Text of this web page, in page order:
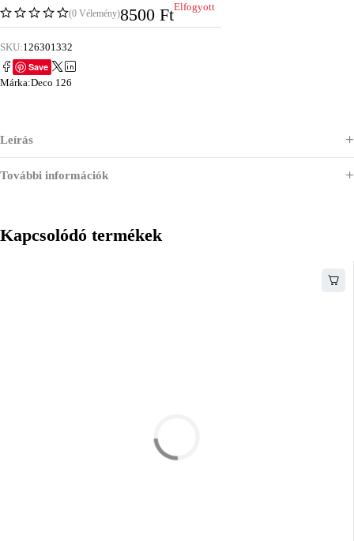
(0 Vélemény)8500 FtElfogyott
SKU:126301332
Save
Márka:Deco 126
Leírás
További információk
Kapcsolódó termékek